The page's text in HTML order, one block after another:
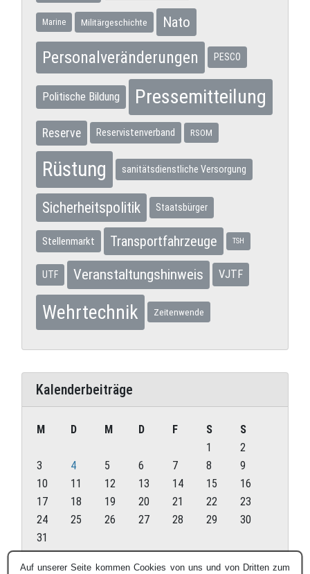
Marine Militärgeschichte Nato
Personalveränderungen PESCO
Politische Bildung Pressemitteilung
Reserve Reservistenverband RSOM
Rüstung sanitätsdienstliche Versorgung
Sicherheitspolitik Staatsbürger
Stellenmarkt Transportfahrzeuge TSH
UTF Veranstaltungshinweis VJTF
Wehrtechnik Zeitenwende
Kalenderbeiträge
August 2026
M D M D F S
S
1
2
3
4 5 6 7 8
9
10
11 12 13 14 15
16
17
18 19 20 21 22
23
24
25 26 27 28 29
30
31
Auf unserer Seite kommen Cookies von uns und von Dritten zum